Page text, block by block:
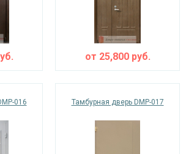
от 25,800руб.
016 Тамбурная дверь DMP-017